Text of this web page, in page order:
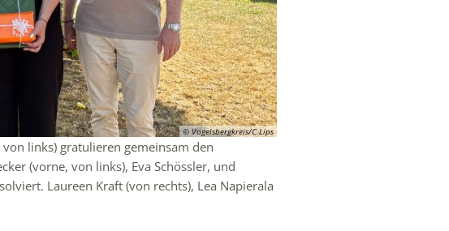
© Vogelsbergkreis/C.Lips
links) gratulieren gemeinsam den
(vorne, von links), Eva Schössler, und
Laureen Kraft (von rechts), Lea Napierala